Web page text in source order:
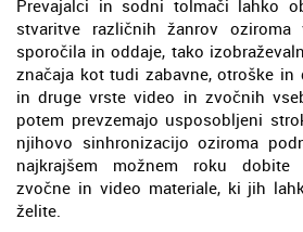
Prevajalci in sodni tolmači lahko
stvaritve različnih žanrov oziroma
sporočila in oddaje, tako
značaja kot tudi zabavne, otroške
in druge vrste video in zvočnih
potem prevzemajo usposobljeni
njihovo sinhronizacijo oziroma
najkrajšem možnem roku dobite
zvočne in video materiale, ki jih
želite.